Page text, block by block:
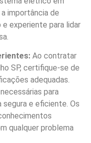
importância de
experiente para lidar
Ao contratar
SP, certifique-se de
adequadas.
para
e eficiente. Os
qualquer problema